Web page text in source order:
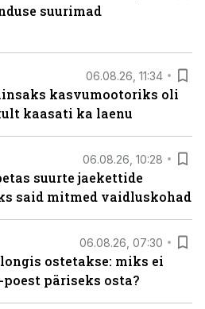
suurimad
06.08.26, 11:34
kasvumootoriks oli
kaasati ka laenu
06.08.26, 10:28
suurte jaekettide
said mitmed vaidluskohad
06.08.26, 07:30
ostetakse: miks ei
päriseks osta?